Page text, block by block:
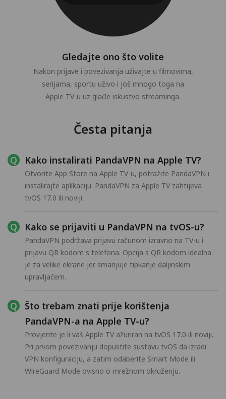
Gledajte ono što volite
Nakon prijave i povezivanja uživajte u filmovima,
serijama, sportu uživo i još mnogo toga na
Apple TV-u uz glađe iskustvo streaminga.
Česta pitanja
Kako instalirati PandaVPN na Apple TV?
Otvorite App Store na Apple TV-u, potražite PandaVPN i
instalirajte aplikaciju. PandaVPN za Apple TV zahtijeva
tvOS 17.0 ili noviji.
Kako se prijaviti u PandaVPN na tvOS-u?
PandaVPN podržava prijavu računom izravno na TV-u i
prijavu QR kodom s telefona. Opcija s QR kodom idealna
je za velike ekrane jer smanjuje tipkanje daljinskim
upravljačem.
Što trebam znati prije korištenja
PandaVPN-a na Apple TV-u?
Provjerite je li vaš Apple TV ažuriran na tvOS 17.0 ili noviji.
Pri prvom povezivanju dopustite sustavu tvOS da izradi
VPN konfiguraciju, a zatim odaberite Smart Mode ili
WireGuard Mode ovisno o mrežnom okruženju.